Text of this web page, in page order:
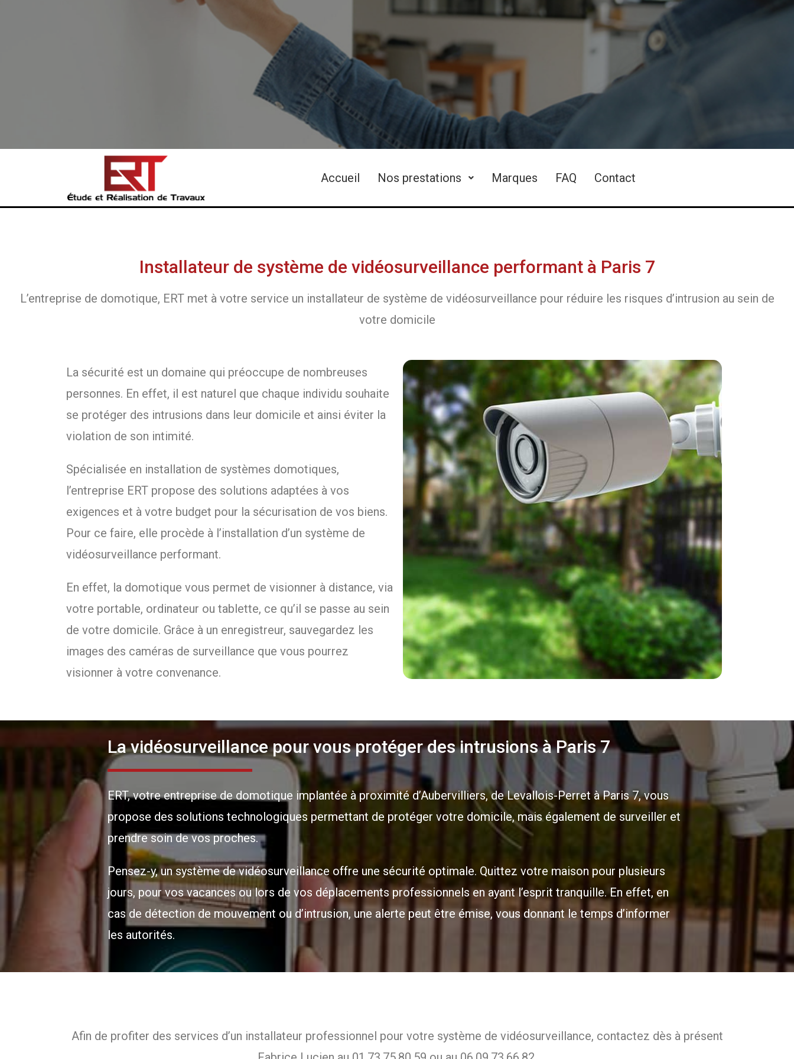
Accueil Nos prestations Marques FAQ Contact
Installateur de système de vidéosurveillance performant à Paris 7
L’entreprise de domotique, ERT met à votre service un installateur de système de vidéosurveillance pour réduire les risques d’intrusion au sein de
votre domicile
La sécurité est un domaine qui préoccupe de nombreuses
personnes. En effet, il est naturel que chaque individu souhaite
se protéger des intrusions dans leur domicile et ainsi éviter la
violation de son intimité.
Spécialisée en installation de systèmes domotiques,
l’entreprise ERT propose des solutions adaptées à vos
exigences et à votre budget pour la sécurisation de vos biens.
Pour ce faire, elle procède à l’installation d’un système de
vidéosurveillance performant.
En effet, la domotique vous permet de visionner à distance, via
votre portable, ordinateur ou tablette, ce qu’il se passe au sein
de votre domicile. Grâce à un enregistreur, sauvegardez les
images des caméras de surveillance que vous pourrez
visionner à votre convenance.
La vidéosurveillance pour vous protéger des intrusions à Paris 7
ERT, votre entreprise de domotique implantée à proximité d’Aubervilliers, de Levallois-Perret à Paris 7, vous
propose des solutions technologiques permettant de protéger votre domicile, mais également de surveiller et
prendre soin de vos proches.
Pensez-y, un système de vidéosurveillance offre une sécurité optimale. Quittez votre maison pour plusieurs
jours, pour vos vacances ou lors de vos déplacements professionnels en ayant l’esprit tranquille. En effet, en
cas de détection de mouvement ou d’intrusion, une alerte peut être émise, vous donnant le temps d’informer
les autorités.
Afin de profiter des services d’un installateur professionnel pour votre système de vidéosurveillance, contactez dès à présent